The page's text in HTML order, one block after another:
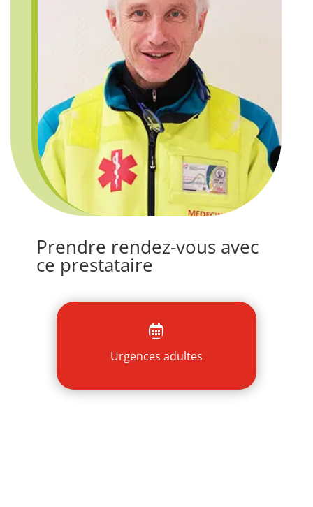
Prendre rendez-vous avec
ce prestataire

Urgences adultes